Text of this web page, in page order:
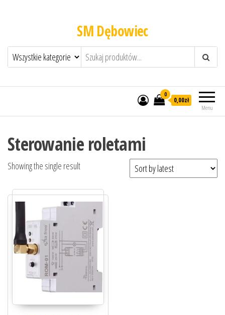
SM Dębowiec
Menu
0
0,00zł
Sterowanie roletami
Showing the single result